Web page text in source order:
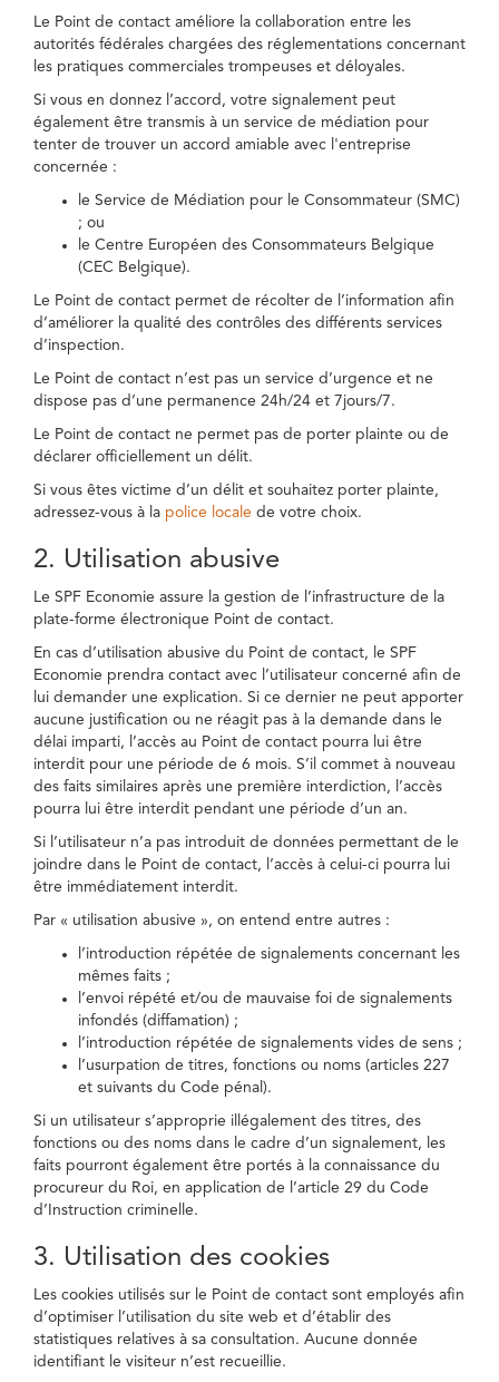
Le Point de contact améliore la collaboration entre les
autorités fédérales chargées des réglementations concernant
les pratiques commerciales trompeuses et déloyales.
Si vous en donnez l’accord, votre signalement peut
également être transmis à un service de médiation pour
tenter de trouver un accord amiable avec l'entreprise
concernée :
le Service de Médiation pour le Consommateur (SMC)
; ou
le Centre Européen des Consommateurs Belgique
(CEC Belgique).
Le Point de contact permet de récolter de l’information afin
d’améliorer la qualité des contrôles des différents services
d’inspection.
Le Point de contact n’est pas un service d’urgence et ne
dispose pas d’une permanence 24h/24 et 7jours/7.
Le Point de contact ne permet pas de porter plainte ou de
déclarer officiellement un délit.
Si vous êtes victime d’un délit et souhaitez porter plainte,
adressez-vous à la police locale de votre choix.
2. Utilisation abusive
Le SPF Economie assure la gestion de l’infrastructure de la
plate-forme électronique Point de contact.
En cas d’utilisation abusive du Point de contact, le SPF
Economie prendra contact avec l’utilisateur concerné afin de
lui demander une explication. Si ce dernier ne peut apporter
aucune justification ou ne réagit pas à la demande dans le
délai imparti, l’accès au Point de contact pourra lui être
interdit pour une période de 6 mois. S’il commet à nouveau
des faits similaires après une première interdiction, l’accès
pourra lui être interdit pendant une période d’un an.
Si l’utilisateur n’a pas introduit de données permettant de le
joindre dans le Point de contact, l’accès à celui-ci pourra lui
être immédiatement interdit.
Par « utilisation abusive », on entend entre autres :
l’introduction répétée de signalements concernant les
mêmes faits ;
l’envoi répété et/ou de mauvaise foi de signalements
infondés (diffamation) ;
l’introduction répétée de signalements vides de sens ;
l’usurpation de titres, fonctions ou noms (articles 227
et suivants du Code pénal).
Si un utilisateur s’approprie illégalement des titres, des
fonctions ou des noms dans le cadre d’un signalement, les
faits pourront également être portés à la connaissance du
procureur du Roi, en application de l’article 29 du Code
d’Instruction criminelle.
3. Utilisation des cookies
Les cookies utilisés sur le Point de contact sont employés afin
d’optimiser l’utilisation du site web et d’établir des
statistiques relatives à sa consultation. Aucune donnée
identifiant le visiteur n’est recueillie.